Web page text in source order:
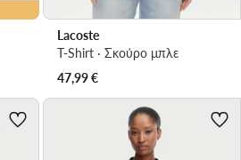
Lacoste
T-Shirt · Σκούρο μπλε
47,99€